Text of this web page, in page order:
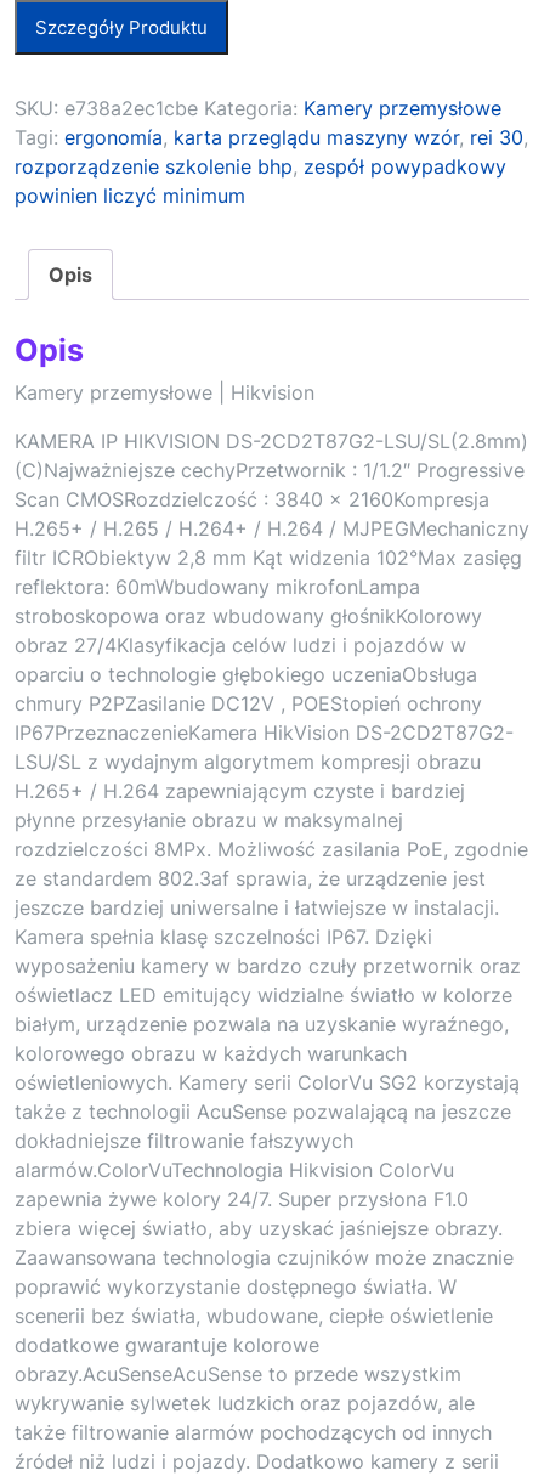
Szczegóły Produktu
SKU: e738a2ec1cbe Kategoria: Kamery przemysłowe
Tagi: ergonomía, karta przeglądu maszyny wzór, rei 30,
rozporządzenie szkolenie bhp, zespół powypadkowy
powinien liczyć minimum
Opis
Opis
Kamery przemysłowe | Hikvision
KAMERA IP HIKVISION DS-2CD2T87G2-LSU/SL(2.8mm)
(C)Najważniejsze cechyPrzetwornik : 1/1.2″ Progressive
Scan CMOSRozdzielczość : 3840 × 2160Kompresja
H.265+ / H.265 / H.264+ / H.264 / MJPEGMechaniczny
filtr ICRObiektyw 2,8 mm Kąt widzenia 102°Max zasięg
reflektora: 60mWbudowany mikrofonLampa
stroboskopowa oraz wbudowany głośnikKolorowy
obraz 27/4Klasyfikacja celów ludzi i pojazdów w
oparciu o technologie głębokiego uczeniaObsługa
chmury P2PZasilanie DC12V , POEStopień ochrony
IP67PrzeznaczenieKamera HikVision DS-2CD2T87G2-
LSU/SL z wydajnym algorytmem kompresji obrazu
H.265+ / H.264 zapewniającym czyste i bardziej
płynne przesyłanie obrazu w maksymalnej
rozdzielczości 8MPx. Możliwość zasilania PoE, zgodnie
ze standardem 802.3af sprawia, że urządzenie jest
jeszcze bardziej uniwersalne i łatwiejsze w instalacji.
Kamera spełnia klasę szczelności IP67. Dzięki
wyposażeniu kamery w bardzo czuły przetwornik oraz
oświetlacz LED emitujący widzialne światło w kolorze
białym, urządzenie pozwala na uzyskanie wyraźnego,
kolorowego obrazu w każdych warunkach
oświetleniowych. Kamery serii ColorVu SG2 korzystają
także z technologii AcuSense pozwalającą na jeszcze
dokładniejsze filtrowanie fałszywych
alarmów.ColorVuTechnologia Hikvision ColorVu
zapewnia żywe kolory 24/7. Super przysłona F1.0
zbiera więcej światło, aby uzyskać jaśniejsze obrazy.
Zaawansowana technologia czujników może znacznie
poprawić wykorzystanie dostępnego światła. W
scenerii bez światła, wbudowane, ciepłe oświetlenie
dodatkowe gwarantuje kolorowe
obrazy.AcuSenseAcuSense to przede wszystkim
wykrywanie sylwetek ludzkich oraz pojazdów, ale
także filtrowanie alarmów pochodzących od innych
źródeł niż ludzi i pojazdy. Dodatkowo kamery z serii